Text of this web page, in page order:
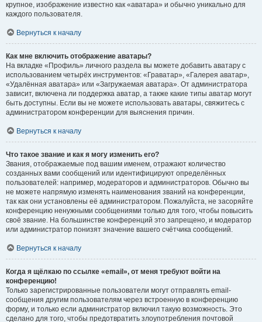
крупное, изображение известно как «аватара» и обычно уникально для
каждого пользователя.
Вернуться к началу
Как мне включить отображение аватары?
На вкладке «Профиль» личного раздела вы можете добавить аватару с
использованием четырёх инструментов: «Граватар», «Галерея аватар»,
«Удалённая аватара» или «Загружаемая аватара». От администратора
зависит, включена ли поддержка аватар, а также какие типы аватар могут
быть доступны. Если вы не можете использовать аватары, свяжитесь с
администратором конференции для выяснения причин.
Вернуться к началу
Что такое звание и как я могу изменить его?
Звания, отображаемые под вашим именем, отражают количество
созданных вами сообщений или идентифицируют определённых
пользователей: например, модераторов и администраторов. Обычно вы
не можете напрямую изменять наименования званий на конференции,
так как они установлены её администратором. Пожалуйста, не засоряйте
конференцию ненужными сообщениями только для того, чтобы повысить
своё звание. На большинстве конференций это запрещено, и модератор
или администратор понизят значение вашего счётчика сообщений.
Вернуться к началу
Когда я щёлкаю по ссылке «email», от меня требуют войти на
конференцию!
Только зарегистрированные пользователи могут отправлять email-
сообщения другим пользователям через встроенную в конференцию
форму, и только если администратор включил такую возможность. Это
сделано для того, чтобы предотвратить злоупотребления почтовой